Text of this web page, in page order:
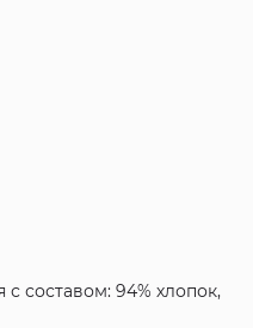
с составом: 94% хлопок,